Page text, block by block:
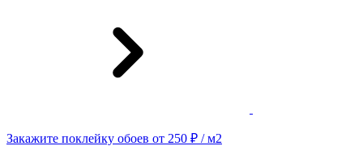
Закажите поклейку обоев от 250 ₽ / м2